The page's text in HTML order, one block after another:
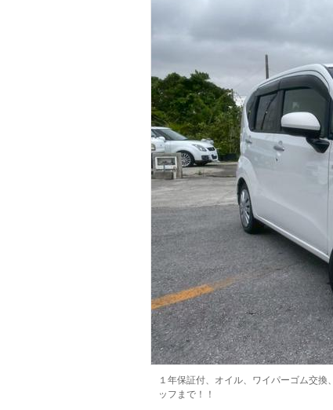
１年保証付、オイル、ワイパーゴム交
ッフまで！！